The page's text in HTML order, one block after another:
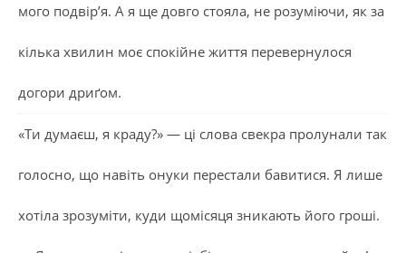
мого подвір’я. А я ще довго стояла, не розуміючи, як за
кілька хвилин моє спокійне життя перевернулося
догори дриґом.
«Ти думаєш, я краду?» — ці слова свекра пролунали так
голосно, що навіть онуки перестали бавитися. Я лише
хотіла зрозуміти, куди щомісяця зникають його гроші.